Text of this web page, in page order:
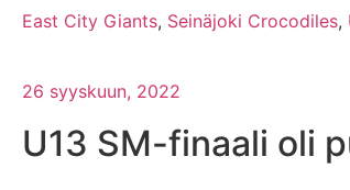
East City Giants, Seinäjoki Crocodiles,
26 syyskuun, 2022
U13 SM-finaali oli